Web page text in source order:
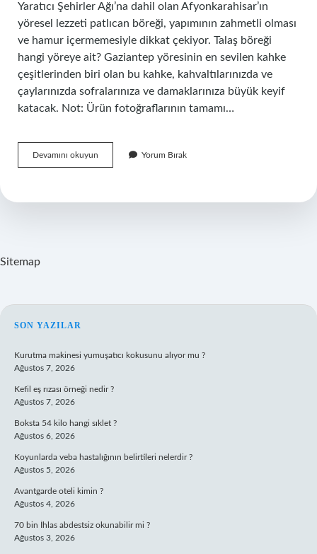
Yaratıcı Şehirler Ağı’na dahil olan Afyonkarahisar’ın
yöresel lezzeti patlıcan böreği, yapımının zahmetli olması
ve hamur içermemesiyle dikkat çekiyor. Talaş böreği
hangi yöreye ait? Gaziantep yöresinin en sevilen kahke
çeşitlerinden biri olan bu kahke, kahvaltılarınızda ve
çaylarınızda sofralarınıza ve damaklarınıza büyük keyif
katacak. Not: Ürün fotoğraflarının tamamı…
Devamını okuyun
Böreği
Ait
Yorum Bırak
Sitemap
SIDEBAR
SON YAZILAR
Kurutma makinesi yumuşatıcı kokusunu alıyor mu ?
Ağustos 7, 2026
Kefil eş rızası örneği nedir ?
Ağustos 7, 2026
Boksta 54 kilo hangi sıklet ?
Ağustos 6, 2026
Koyunlarda veba hastalığının belirtileri nelerdir ?
Ağustos 5, 2026
Avantgarde oteli kimin ?
Ağustos 4, 2026
70 bin İhlas abdestsiz okunabilir mi ?
Ağustos 3, 2026